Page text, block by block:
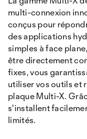
multi-connexion
conçus pour
des applications
simples à face
être directement
fixes, vous
utiliser vos outils et
plaque Multi-X.
s'installent
limités.